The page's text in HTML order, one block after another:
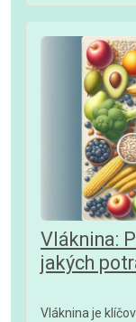
Vláknina:
jakých
Vláknina je